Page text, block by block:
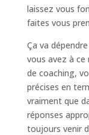
laissez vous
faites vous
Ça va
vous avez à ce
de coaching,
précises en
vraiment que
réponses
toujours venir